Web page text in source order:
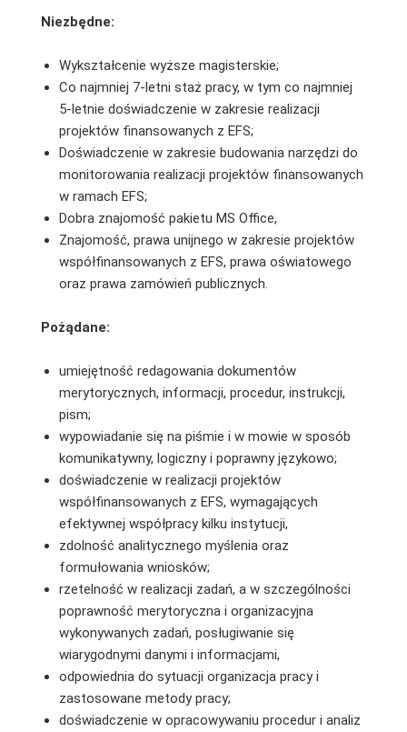
Niezbędne:
Wykształcenie wyższe magisterskie;
Co najmniej 7-letni staż pracy, w tym co najmniej
5-letnie doświadczenie w zakresie realizacji
projektów finansowanych z EFS;
Doświadczenie w zakresie budowania narzędzi do
monitorowania realizacji projektów finansowanych
w ramach EFS;
Dobra znajomość pakietu MS Office,
Znajomość, prawa unijnego w zakresie projektów
współfinansowanych z EFS, prawa oświatowego
oraz prawa zamówień publicznych.
Pożądane:
umiejętność redagowania dokumentów
merytorycznych, informacji, procedur, instrukcji,
pism;
wypowiadanie się na piśmie i w mowie w sposób
komunikatywny, logiczny i poprawny językowo;
doświadczenie w realizacji projektów
współfinansowanych z EFS, wymagających
efektywnej współpracy kilku instytucji,
zdolność analitycznego myślenia oraz
formułowania wniosków;
rzetelność w realizacji zadań, a w szczególności
poprawność merytoryczna i organizacyjna
wykonywanych zadań, posługiwanie się
wiarygodnymi danymi i informacjami,
odpowiednia do sytuacji organizacja pracy i
zastosowane metody pracy;
doświadczenie w opracowywaniu procedur i analiz